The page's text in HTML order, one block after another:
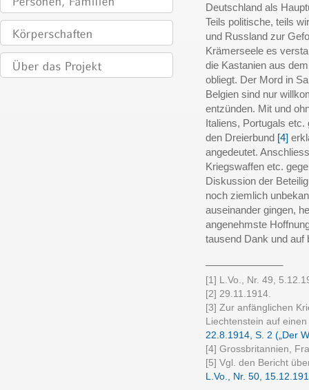
Deutschland als
Teils politische, teils
und Russland zur
Krämerseele es
die Kastanien aus
obliegt. Der Mord in
Belgien sind nur
entzünden. Mit und
Italiens, Portugals etc.
den Dreierbund [4]
angedeutet.
Kriegswaffen etc.
Diskussion der
noch ziemlich
auseinander gingen,
angenehmste
tausend Dank und
[1] L.Vo., Nr. 49,
[2] 29.11.1914.
[3] Zur anfänglichen
Liechtenstein auf
22.8.1914, S. 2 („Der
[4] Grossbritannien,
[5] Vgl. den Bericht
L.Vo., Nr. 50,